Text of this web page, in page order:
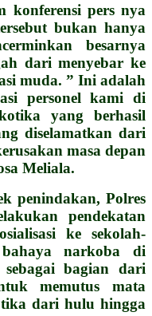
konferensi pers nya
bukan hanya
besarnya
dari menyebar ke
muda. ” Ini adalah
personel kami di
yang berhasil
diselamatkan dari
masa depan
Meliala.
penindakan, Polres
pendekatan
ke sekolah-
narkoba di
bagian dari
memutus mata
dari hulu hingga